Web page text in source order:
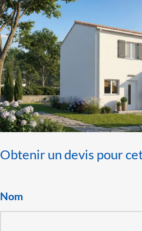
Obtenir un devis pour
Nom